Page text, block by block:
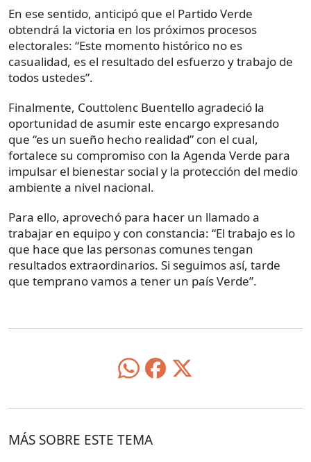
En ese sentido, anticipó que el Partido Verde
obtendrá la victoria en los próximos procesos
electorales: “Este momento histórico no es
casualidad, es el resultado del esfuerzo y trabajo de
todos ustedes”.
Finalmente, Couttolenc Buentello agradeció la
oportunidad de asumir este encargo expresando
que “es un sueño hecho realidad” con el cual,
fortalece su compromiso con la Agenda Verde para
impulsar el bienestar social y la protección del medio
ambiente a nivel nacional.
Para ello, aprovechó para hacer un llamado a
trabajar en equipo y con constancia: “El trabajo es lo
que hace que las personas comunes tengan
resultados extraordinarios. Si seguimos así, tarde
que temprano vamos a tener un país Verde”.
MÁS SOBRE ESTE TEMA